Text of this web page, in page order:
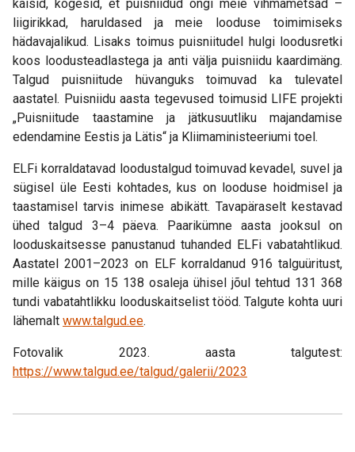
käisid, kogesid, et puisniidud ongi meie vihmametsad –
liigirikkad, haruldased ja meie looduse toimimiseks
hädavajalikud. Lisaks toimus puisniitudel hulgi loodusretki
koos loodusteadlastega ja anti välja puisniidu kaardimäng.
Talgud puisniitude hüvanguks toimuvad ka tulevatel
aastatel. Puisniidu aasta tegevused toimusid LIFE projekti
„Puisniitude taastamine ja jätkusuutliku majandamise
edendamine Eestis ja Lätis“ ja Kliimaministeeriumi toel.
ELFi korraldatavad loodustalgud toimuvad kevadel, suvel ja
sügisel üle Eesti kohtades, kus on looduse hoidmisel ja
taastamisel tarvis inimese abikätt. Tavapäraselt kestavad
ühed talgud 3–4 päeva. Paarikümne aasta jooksul on
looduskaitsesse panustanud tuhanded ELFi vabatahtlikud.
Aastatel 2001–2023 on ELF korraldanud 916 talguüritust,
mille käigus on 15 138 osaleja ühisel jõul tehtud 131 368
tundi vabatahtlikku looduskaitselist tööd. Talgute kohta uuri
lähemalt www.talgud.ee.
Fotovalik 2023. aasta talgutest:
https://www.talgud.ee/talgud/galerii/2023